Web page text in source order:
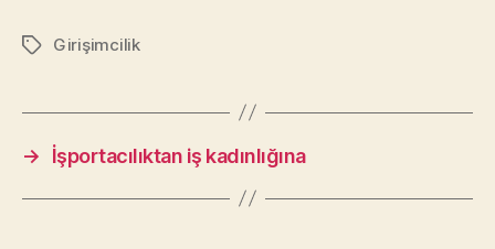
EtiketlerGirişimcilik
→ İşportacılıktan iş kadınlığına